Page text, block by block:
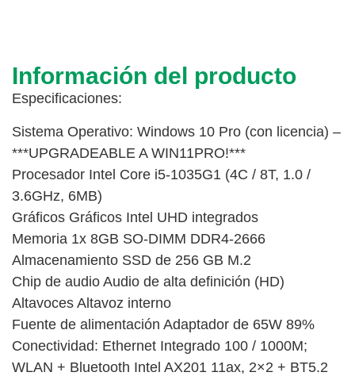
Información del producto
Especificaciones:
Sistema Operativo: Windows 10 Pro (con licencia) –
***UPGRADEABLE A WIN11PRO!***
Procesador Intel Core i5-1035G1 (4C / 8T, 1.0 /
3.6GHz, 6MB)
Gráficos Gráficos Intel UHD integrados
Memoria 1x 8GB SO-DIMM DDR4-2666
Almacenamiento SSD de 256 GB M.2
Chip de audio Audio de alta definición (HD)
Altavoces Altavoz interno
Fuente de alimentación Adaptador de 65W 89%
Conectividad: Ethernet Integrado 100 / 1000M;
WLAN + Bluetooth Intel AX201 11ax, 2×2 + BT5.2